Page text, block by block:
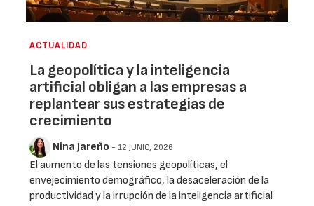
ACTUALIDAD
La geopolítica y la inteligencia
artificial obligan a las empresas a
replantear sus estrategias de
crecimiento
Nina Jareño - 12 JUNIO, 2026
El aumento de las tensiones geopolíticas, el
envejecimiento demográfico, la desaceleración de la
productividad y la irrupción de la inteligencia artificial